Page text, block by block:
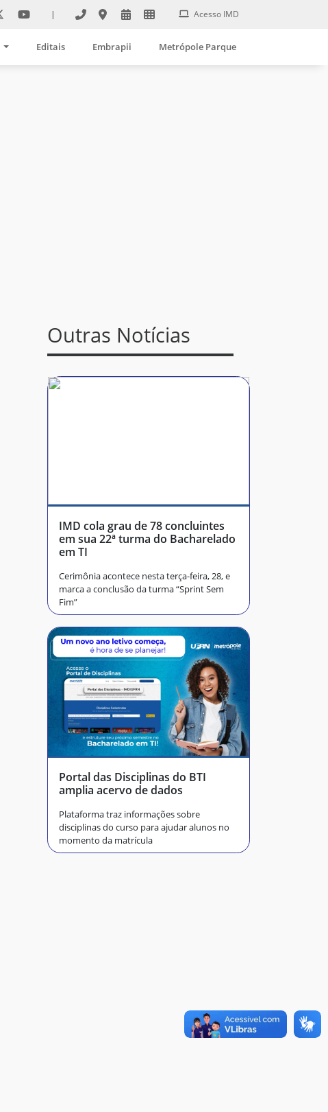
| Acesso IMD
Editais Embrapii Metrópole Parque
Outras Notícias
IMD cola grau de 78 concluintes
em sua 22ª turma do Bacharelado
em TI
Cerimônia acontece nesta terça-feira, 28, e
marca a conclusão da turma “Sprint Sem
Fim”
Portal das Disciplinas do BTI
amplia acervo de dados
Plataforma traz informações sobre
disciplinas do curso para ajudar alunos no
momento da matrícula